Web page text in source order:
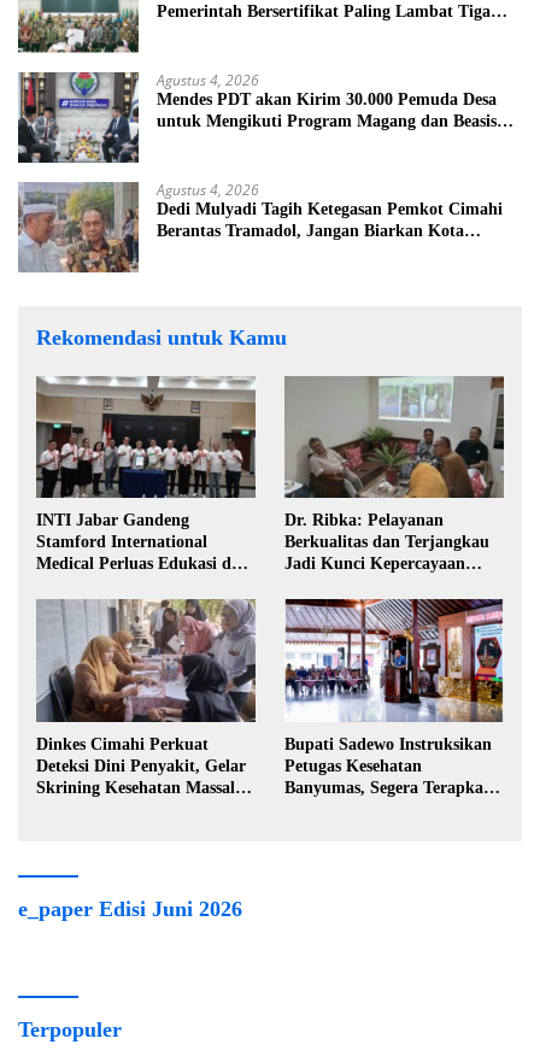
Pemerintah Bersertifikat Paling Lambat Tiga
Agustus 4, 2026
Mendes PDT akan Kirim 30.000 Pemuda Desa
untuk Mengikuti Program Magang dan Beasiswa
Agustus 4, 2026
Dedi Mulyadi Tagih Ketegasan Pemkot Cimahi
Berantas Tramadol, Jangan Biarkan Kota
Rekomendasi untuk Kamu
INTI Jabar Gandeng
Stamford International
Medical Perluas Edukasi dan
Dr. Ribka: Pelayanan
Berkualitas dan Terjangkau
Jadi Kunci Kepercayaan
Dinkes Cimahi Perkuat
Deteksi Dini Penyakit, Gelar
Skrining Kesehatan Massal di
Bupati Sadewo Instruksikan
Petugas Kesehatan
Banyumas, Segera Terapkan
e_paper Edisi Juni 2026
Terpopuler